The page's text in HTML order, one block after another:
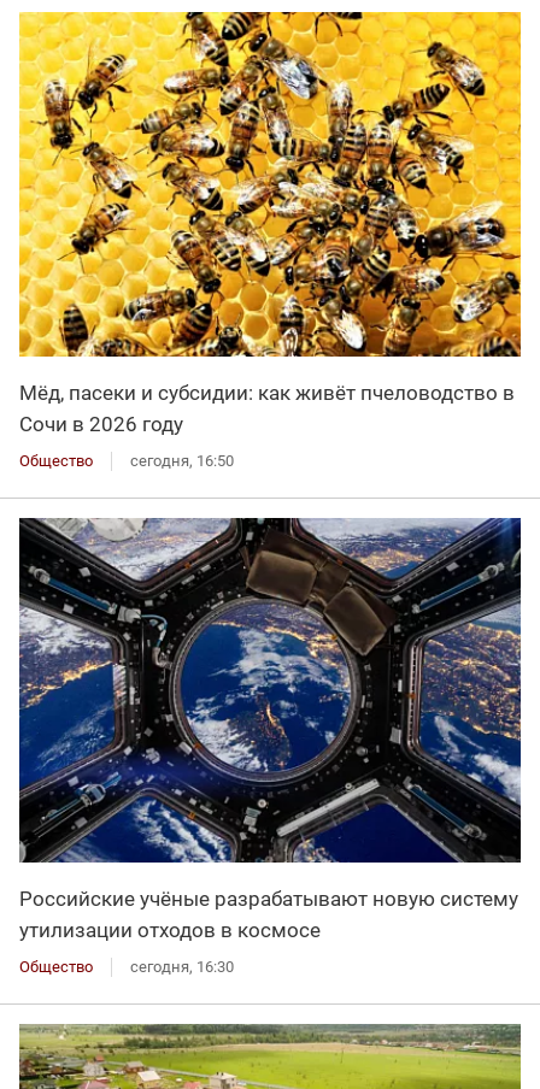
Мёд, пасеки и субсидии: как живёт пчеловодство в
Сочи в 2026 году
Общество сегодня, 16:50
Российские учёные разрабатывают новую систему
утилизации отходов в космосе
Общество сегодня, 16:30